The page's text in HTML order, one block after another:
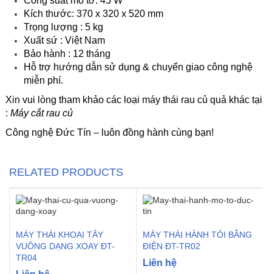
Kích thước: 370 x 320 x 520 mm
Trọng lượng : 5 kg
Xuất sứ : Việt Nam
Bảo hành : 12 tháng
Hỗ trợ hướng dẫn sử dụng & chuyển giao công nghệ
miễn phí.
Xin vui lòng tham khảo các loại máy thái rau củ quả khác tại
: Máy cắt rau củ
Công nghệ Đức Tín – luôn đồng hành cùng bạn!
RELATED PRODUCTS
MÁY THÁI KHOAI TÂY
VUÔNG DẠNG XOAY ĐT-
TR04
MÁY THÁI HÀNH TỎI BẰNG
ĐIỆN ĐT-TR02
Liên hệ